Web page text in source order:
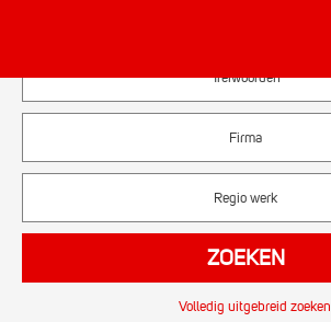
Volledig uitgebreid zoeken